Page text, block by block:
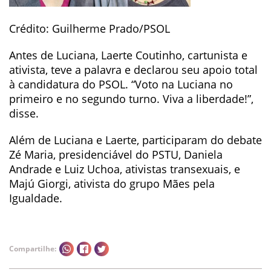
Crédito: Guilherme Prado/PSOL
Antes de Luciana, Laerte Coutinho, cartunista e
ativista, teve a palavra e declarou seu apoio total
à candidatura do PSOL. “Voto na Luciana no
primeiro e no segundo turno. Viva a liberdade!”,
disse.
Além de Luciana e Laerte, participaram do debate
Zé Maria, presidenciável do PSTU, Daniela
Andrade e Luiz Uchoa, ativistas transexuais, e
Majú Giorgi, ativista do grupo Mães pela
Igualdade.
Compartilhe: